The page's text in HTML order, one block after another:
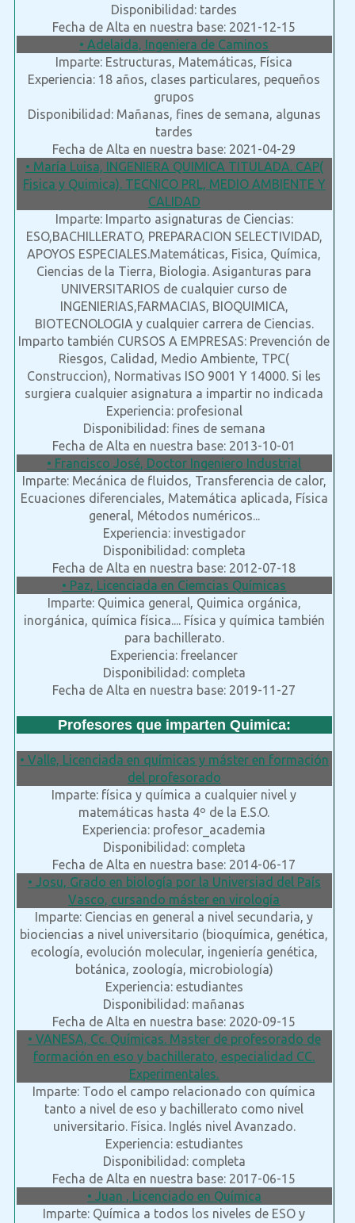
Disponibilidad: tardes
Fecha de Alta en nuestra base: 2021-12-15
• Adelaida, Ingeniera de Caminos
Imparte: Estructuras, Matemáticas, Física
Experiencia: 18 años, clases particulares, pequeños
grupos
Disponibilidad: Mañanas, fines de semana, algunas
tardes
Fecha de Alta en nuestra base: 2021-04-29
• María Luisa, INGENIERA QUIMICA TITULADA. CAP(
Fisica y Quimica). TECNICO PRL, MEDIO AMBIENTE Y
CALIDAD
Imparte: Imparto asignaturas de Ciencias:
ESO,BACHILLERATO, PREPARACION SELECTIVIDAD,
APOYOS ESPECIALES.Matemáticas, Fisica, Química,
Ciencias de la Tierra, Biologia. Asiganturas para
UNIVERSITARIOS de cualquier curso de
INGENIERIAS,FARMACIAS, BIOQUIMICA,
BIOTECNOLOGIA y cualquier carrera de Ciencias.
Imparto también CURSOS A EMPRESAS: Prevención de
Riesgos, Calidad, Medio Ambiente, TPC(
Construccion), Normativas ISO 9001 Y 14000. Si les
surgiera cualquier asignatura a impartir no indicada
Experiencia: profesional
Disponibilidad: fines de semana
Fecha de Alta en nuestra base: 2013-10-01
• Francisco José, Doctor Ingeniero Industrial
Imparte: Mecánica de fluidos, Transferencia de calor,
Ecuaciones diferenciales, Matemática aplicada, Física
general, Métodos numéricos...
Experiencia: investigador
Disponibilidad: completa
Fecha de Alta en nuestra base: 2012-07-18
• Paz, Licenciada en Ciemcias Químicas
Imparte: Quimica general, Quimica orgánica,
inorgánica, química física.... Física y química también
para bachillerato.
Experiencia: freelancer
Disponibilidad: completa
Fecha de Alta en nuestra base: 2019-11-27
Profesores que imparten Quimica:
• Valle, Licenciada en químicas y máster en formación
del profesorado
Imparte: física y química a cualquier nivel y
matemáticas hasta 4º de la E.S.O.
Experiencia: profesor_academia
Disponibilidad: completa
Fecha de Alta en nuestra base: 2014-06-17
• Josu, Grado en biología por la Universiad del País
Vasco, cursando máster en virología
Imparte: Ciencias en general a nivel secundaria, y
biociencias a nivel universitario (bioquímica, genética,
ecología, evolución molecular, ingeniería genética,
botánica, zoología, microbiología)
Experiencia: estudiantes
Disponibilidad: mañanas
Fecha de Alta en nuestra base: 2020-09-15
• VANESA, Cc. Químicas. Master de profesorado de
formación en eso y bachillerato, especialidad CC.
Experimentales.
Imparte: Todo el campo relacionado con química
tanto a nivel de eso y bachillerato como nivel
universitario. Física. Inglés nivel Avanzado.
Experiencia: estudiantes
Disponibilidad: completa
Fecha de Alta en nuestra base: 2017-06-15
• Juan , Licenciado en Química
Imparte: Química a todos los niveles de ESO y